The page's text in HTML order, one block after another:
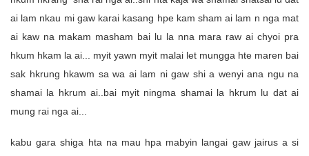
ai lam nkau mi gaw karai kasang hpe kam sham ai lam n nga mat
ai kaw na makam masham bai lu la nna mara raw ai chyoi pra
hkum hkam la ai... myit yawn myit malai let mungga hte maren bai
sak hkrung hkawm sa wa ai lam ni gaw shi a wenyi ana ngu na
shamai la hkrum ai..bai myit ningma shamai la hkrum lu dat ai
mung rai nga ai...
kabu gara shiga hta na mau hpa mabyin langai gaw jairus a si